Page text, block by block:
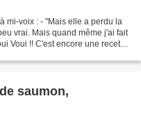
mi-voix : - "Mais elle a perdu la
vrai. Mais quand même j'ai fait
Voui !! C'est encore une recette
saumon,